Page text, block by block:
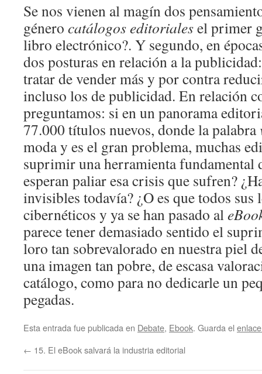
Se nos vienen al magín dos
género catálogos editorialesel primer
libro electrónico?. Y segundo, en
dos posturas en relación a la
tratar de vender más y por contra
incluso los de publicidad. En relación
preguntamos: si en un panorama
77.000 títulos nuevos, donde la palabra
moda y es el gran problema, muchas
suprimir una herramienta fundamental
esperan paliar esa crisis que sufren?
invisibles todavía? ¿O es que todos sus
cibernéticos y ya se han pasado al
parece tener demasiado sentido el
loro tan sobrevalorado en nuestra piel
una imagen tan pobre, de escasa
catálogo, como para no dedicarle un
pegadas.
Esta entrada fue publicada en Debate, Ebook. Guarda el
← 15. El eBook salvará la industria editorial